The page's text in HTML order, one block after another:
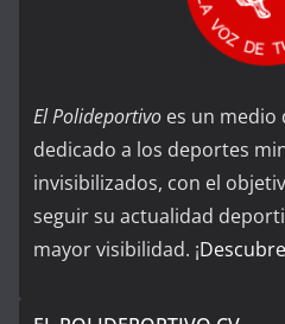
El Polideportivo es un medio
dedicado a los deportes
invisibilizados, con el
seguir su actualidad
mayor visibilidad. ¡